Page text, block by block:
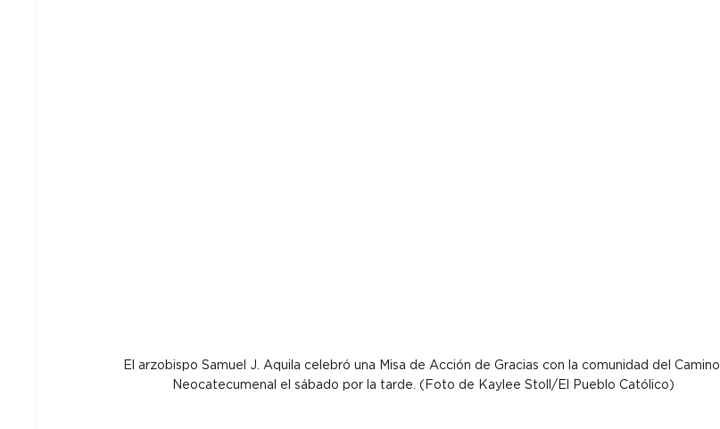
El arzobispo Samuel J. Aquila celebró una Misa de Acción de Gracias con la comunidad del Camino
Neocatecumenal el sábado por la tarde. (Foto de Kaylee Stoll/El Pueblo Católico)